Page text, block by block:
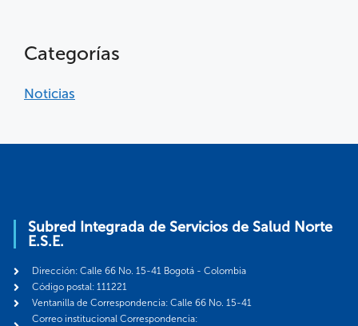
Categorías
Noticias
Subred Integrada de Servicios de Salud Norte
E.S.E.
Dirección: Calle 66 No. 15-41 Bogotá - Colombia
Código postal: 111221
Ventanilla de Correspondencia: Calle 66 No. 15-41
Correo institucional Correspondencia: